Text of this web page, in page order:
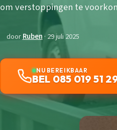
om verstoppingen te
doorRuben· 29 juli 2025
NU BEREIKBAAR
BEL 085 019 51